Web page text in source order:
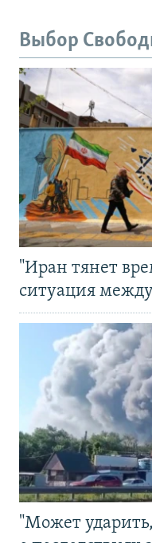
Выбор
"Иран тянет
ситуация
"Может